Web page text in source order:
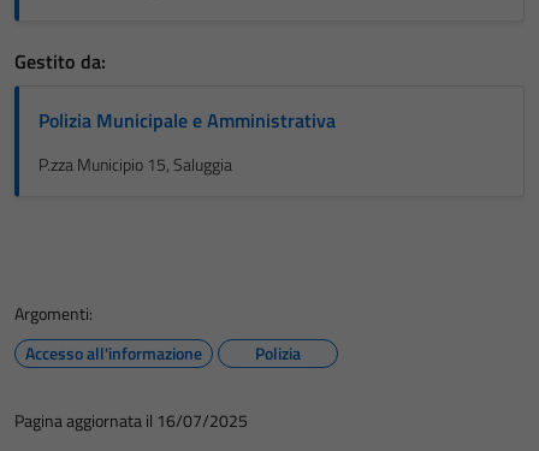
Gestito da:
Polizia Municipale e Amministrativa
P.zza Municipio 15, Saluggia
Argomenti:
Accesso all'informazione
Polizia
Pagina aggiornata il 16/07/2025